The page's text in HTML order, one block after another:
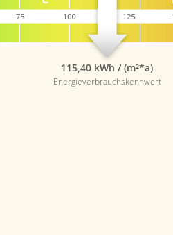
115,40 kWh / (m²*a)
Energieverbrauchskennwert